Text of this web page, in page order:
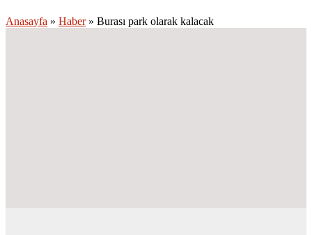
Anasayfa » Haber » Burası park olarak kalacak